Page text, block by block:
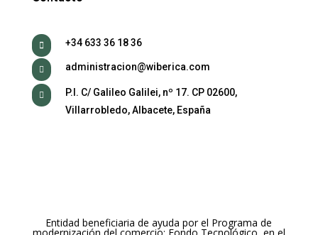
 +34 633 36 18 36
 administracion@wiberica.com

P.I. C/ Galileo Galilei, nº 17. CP 02600,
Villarrobledo, Albacete, España
Entidad beneficiaria de ayuda por el Programa de